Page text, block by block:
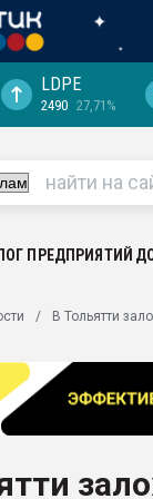
выходит на
рынке
LDPE
2490 27,71%
ПРЕДПРИЯТИЙ
В Тольятти